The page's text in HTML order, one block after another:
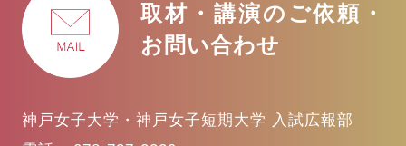
取材・講演のご依頼・
お問い合わせ
神戸女子大学・神戸女子短期大学 入試広報部